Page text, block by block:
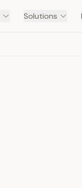
Solutions